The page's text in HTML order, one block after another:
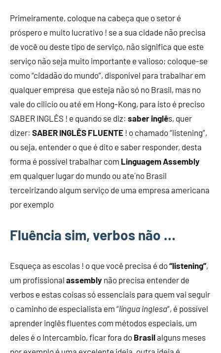
Primeiramente, coloque na cabeça que o setor é
próspero e muito lucrativo ! se a sua cidade não precisa
de você ou deste tipo de serviço, não significa que este
serviço não seja muito importante e valioso; coloque-se
como “cidadão do mundo”, disponível para trabalhar em
qualquer empresa que esteja não só no Brasil, mas no
vale do cilicio ou até em Hong-Kong, para isto é preciso
SABER INGLÊS ! e quando se diz: saber inglês, quer
dizer: SABER INGLÊS FLUENTE ! o chamado “listening”,
ou seja, entender o que é dito e saber responder, desta
forma é possível trabalhar com Linguagem Assembly
em qualquer lugar do mundo ou ate´no Brasil
terceirizando algum serviço de uma empresa americana
por exemplo
Fluência sim, verbos não …
Esqueça as escolas ! o que você precisa é do“listening”,
um profissional assembly não precisa entender de
verbos e estas coisas só essenciais para quem vai seguir
o caminho de especialista em “língua inglesa“, é possível
aprender inglês fluentes com métodos especiais, um
deles é o Intercambio, ficar fora do Brasilalguns meses